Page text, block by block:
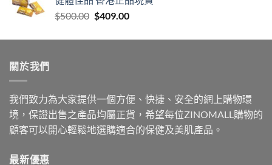
through
$500.00 Original
was:
$409.00Current
is:
關於我們
我們致力為大家提供一個方便、快捷、安全的網上購物環
境，保證出售之產品均屬正貨，希望每位ZINOMALL購物的
顧客可以開心輕鬆地選購適合的保健及美肌產品。
最新優惠